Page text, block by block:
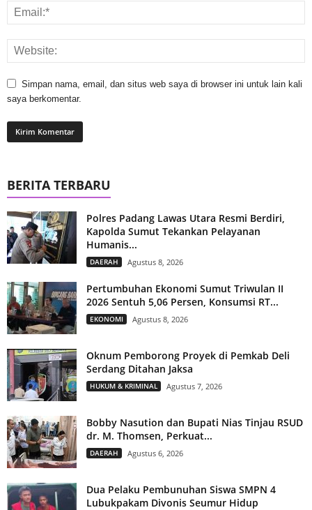
Simpan nama, email, dan situs web saya di browser ini untuk lain kali
saya berkomentar.
BERITA TERBARU
Polres Padang Lawas Utara Resmi Berdiri,
Kapolda Sumut Tekankan Pelayanan
Humanis...
DAERAH Agustus 8, 2026
Pertumbuhan Ekonomi Sumut Triwulan II
2026 Sentuh 5,06 Persen, Konsumsi RT...
EKONOMI Agustus 8, 2026
Oknum Pemborong Proyek di Pemkab Deli
Serdang Ditahan Jaksa
HUKUM & KRIMINAL Agustus 7, 2026
Bobby Nasution dan Bupati Nias Tinjau RSUD
dr. M. Thomsen, Perkuat...
DAERAH Agustus 6, 2026
Dua Pelaku Pembunuhan Siswa SMPN 4
Lubukpakam Divonis Seumur Hidup